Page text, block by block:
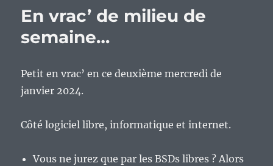
En vrac’ de milieu de
semaine…
Petit en vrac’ en ce deuxième mercredi de
janvier 2024.
Côté logiciel libre, informatique et internet.
Vous ne jurez que par les BSDs libres ? Alors